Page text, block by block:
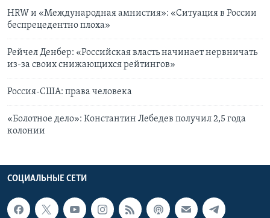
HRW и «Международная амнистия»: «Ситуация в России
беспрецедентно плоха»
Рейчел Денбер: «Российская власть начинает нервничать
из-за своих снижающихся рейтингов»
Россия-США: права человека
«Болотное дело»: Константин Лебедев получил 2,5 года
колонии
СОЦИАЛЬНЫЕ СЕТИ